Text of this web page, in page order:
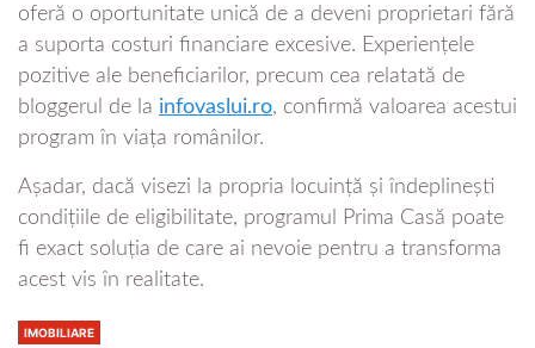
oferă o oportunitate unică de a deveni proprietari fără
a suporta costuri financiare excesive. Experiențele
pozitive ale beneficiarilor, precum cea relatată de
bloggerul de la infovaslui.ro, confirmă valoarea acestui
program în viața românilor.
Așadar, dacă visezi la propria locuință și îndeplinești
condițiile de eligibilitate, programul Prima Casă poate
fi exact soluția de care ai nevoie pentru a transforma
acest vis în realitate.
IMOBILIARE